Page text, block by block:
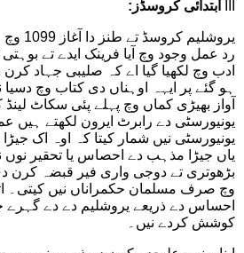
ابتدائی کروسڈز:
رد عمل وجود وچ آیا فرینک ایدے تے بوہتی
ادب وچ لکھیا گیا اے کہ صلیبی جہاد
ہو گئے پر ایہہ اوہناں دی کتاب وچ
آواز بھیڑی کماں وچ پہلے پئی سکاٹ لینڈ
یونیورسٹی دے رابرٹ ایرون لکھتے ہیں
یونیورسٹی نیں شمار کیتا کہ اوہ اک
یاں جیڑا مذہب دے احصاس یا تحقیر نوں
وچ صرف مسلمان حکمراناں نیں کیتی۔
احساس دے ذریعے یروشلیم دے دے گہرے
کوشش کردے نیں۔